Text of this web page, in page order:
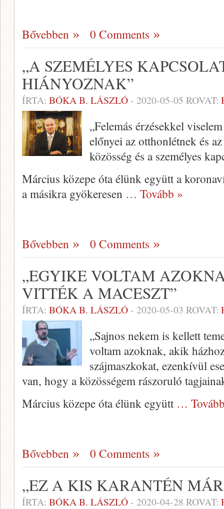
Bővebben 0 Comments
„A SZEMÉLYES
HIÁNYOZNAK”
ÍRTA: BÓKA B. LÁSZLÓ- 2020-05-05 ROVAT:
„Felemás érzésekkel
előnyei az otthonlétnek és
közösség és a személyes
Március közepe óta élünk együtt a
a másikra gyökeresen … Tovább »
Bővebben 0 Comments
„EGYIKE VOLTAM
VITTÉK A MACESZT”
ÍRTA: BÓKA B. LÁSZLÓ- 2020-05-03 ROVAT:
„Sajnos nekem is kellett
voltam azoknak, akik
szájmaszkokat, ezenkívül
van, hogy a közösségem rászoruló
Március közepe óta élünk együtt …
Bővebben 0 Comments
„EZ A KIS KARANTÉN
ÍRTA: BÓKA B. LÁSZLÓ- 2020-04-28 ROVAT: